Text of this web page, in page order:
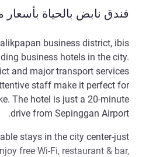
فندق نابض بالحياة
business district, ibis
business hotels in the city.
and major transport services
staff make it perfect for
The hotel is just a 20-minute
drive from Sepinggan Airport.
stays in the city center-just
free Wi‑Fi, restaurant & bar,